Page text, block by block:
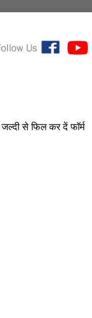
से फिल कर दें फॉर्म